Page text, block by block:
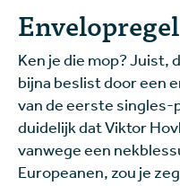
Envelopregel
Ken je die mop? Juist,
bijna beslist door een
van de eerste
duidelijk dat Viktor
vanwege een
Europeanen, zou je